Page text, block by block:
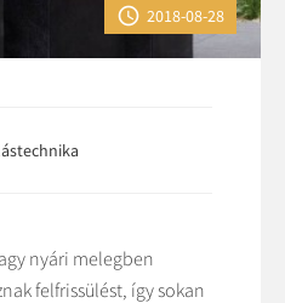
 2018-08-28
nyári melegben
felfrissülést, így sokan